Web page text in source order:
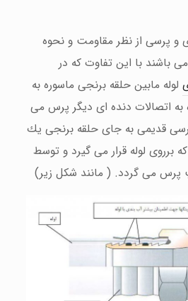
و پرسی از نظر مقاومت و نحوه
باشند با این تفاوت كه در
لوله مابین حلقه برنجی ماسوره به
اتصالات دنده ای دیگر پرس می
قدیمی به جای حلقه برنجی یك
برروی لوله قرار می گیرد و توسط
پرس می گردد. ( مانند شكل زیر)